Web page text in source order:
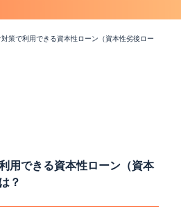
策で利用できる資本性ローン（資本性劣後ロー
用できる資本性ローン（資本
？